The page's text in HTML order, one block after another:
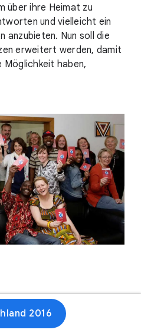
über ihre Heimat zu
und vielleicht ein
anzubieten. Nun soll die
erweitert werden, damit
Möglichkeit haben,
2016